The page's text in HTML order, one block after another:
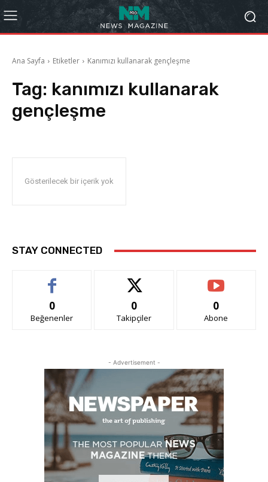
Ana Sayfa Etiketler Kanımızı kullanarak gençleşme
Tag: kanımızı kullanarak
gençleşme
Gösterilecek bir içerik yok
STAY CONNECTED
0
Beğenenler
0
Takipçiler
0
Abone
- Advertisement -